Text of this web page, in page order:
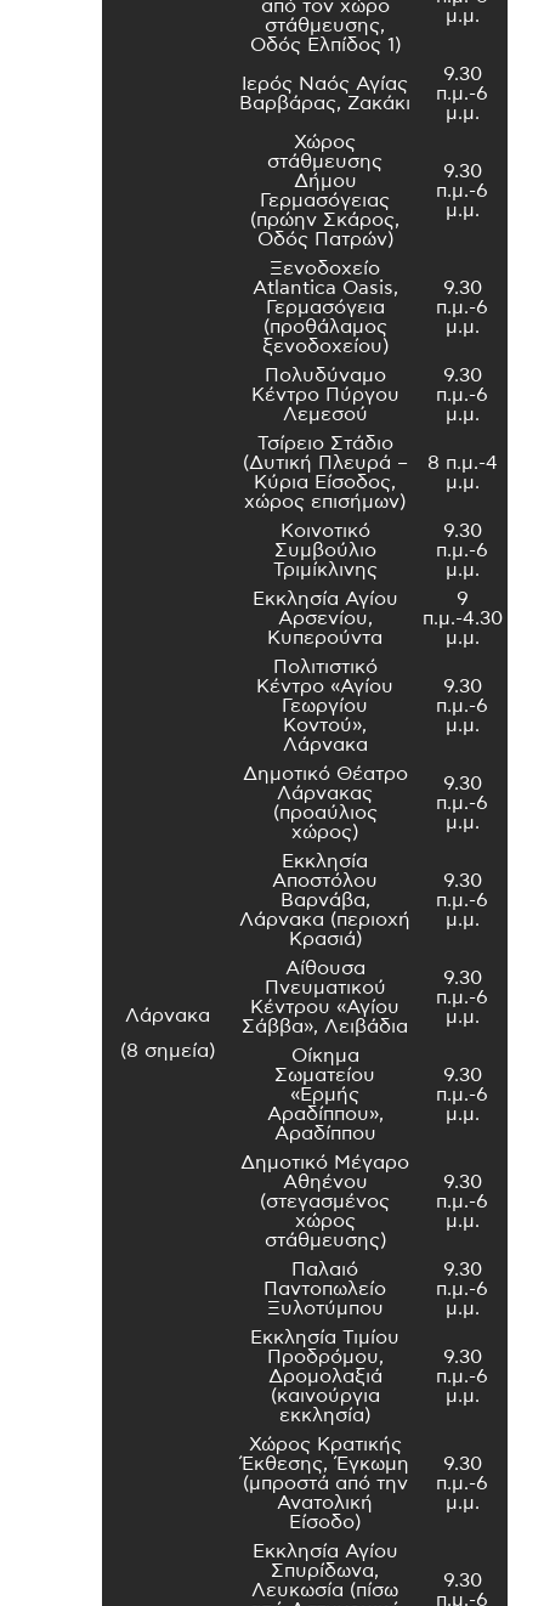
από τον χώρο
στάθμευσης,
Οδός Ελπίδος 1)
μ.μ.
Ιερός Ναός Αγίας
Βαρβάρας, Ζακάκι
9.30
π.μ.-6
μ.μ.
Χώρος
στάθμευσης
Δήμου
Γερμασόγειας
(πρώην Σκάρος,
Οδός Πατρών)
9.30
π.μ.-6
μ.μ.
Ξενοδοχείο
Atlantica Oasis,
Γερμασόγεια
(προθάλαμος
ξενοδοχείου)
9.30
π.μ.-6
μ.μ.
Πολυδύναμο
Κέντρο Πύργου
Λεμεσού
9.30
π.μ.-6
μ.μ.
Τσίρειο Στάδιο
(Δυτική Πλευρά –
Κύρια Είσοδος,
χώρος επισήμων)
8 π.μ.-4
μ.μ.
Κοινοτικό
Συμβούλιο
Τριμίκλινης
9.30
π.μ.-6
μ.μ.
Εκκλησία Αγίου
Αρσενίου,
Κυπερούντα
9
π.μ.-4.30
μ.μ.
Λάρνακα
(8 σημεία)
Πολιτιστικό
Κέντρο «Αγίου
Γεωργίου
Κοντού»,
Λάρνακα
9.30
π.μ.-6
μ.μ.
Δημοτικό Θέατρο
Λάρνακας
(προαύλιος
χώρος)
9.30
π.μ.-6
μ.μ.
Εκκλησία
Αποστόλου
Βαρνάβα,
Λάρνακα (περιοχή
Κρασιά)
9.30
π.μ.-6
μ.μ.
Αίθουσα
Πνευματικού
Κέντρου «Αγίου
Σάββα», Λειβάδια
9.30
π.μ.-6
μ.μ.
Οίκημα
Σωματείου
«Ερμής
Αραδίππου»,
Αραδίππου
9.30
π.μ.-6
μ.μ.
Δημοτικό Μέγαρο
Αθηένου
(στεγασμένος
χώρος
στάθμευσης)
9.30
π.μ.-6
μ.μ.
Παλαιό
Παντοπωλείο
Ξυλοτύμπου
9.30
π.μ.-6
μ.μ.
Εκκλησία Τιμίου
Προδρόμου,
Δρομολαξιά
(καινούργια
εκκλησία)
9.30
π.μ.-6
μ.μ.
Χώρος Κρατικής
Έκθεσης, Έγκωμη
(μπροστά από την
Ανατολική
Είσοδο)
9.30
π.μ.-6
μ.μ.
Εκκλησία Αγίου
Σπυρίδωνα,
Λευκωσία (πίσω
9.30
π.μ.-6